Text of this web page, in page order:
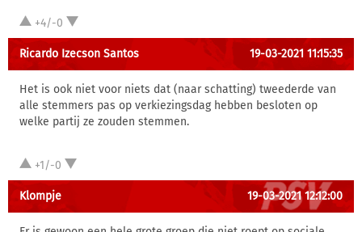
+4/-0
Ricardo Izecson Santos 19-03-2021 11:15:35
Het is ook niet voor niets dat (naar schatting) tweederde van
alle stemmers pas op verkiezingsdag hebben besloten op
welke partij ze zouden stemmen.
+1/-0
Klompje 19-03-2021 12:12:00